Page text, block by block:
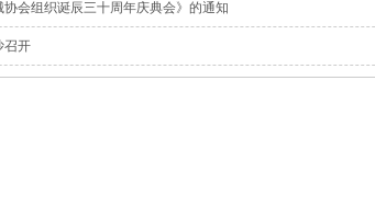
会组织诞辰三十周年庆典会》的通知
召开